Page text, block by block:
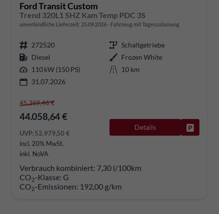
Ford Transit Custom
Trend 320L1 SHZ Kam Temp PDC 3S
unverbindliche Lieferzeit: 25.09.2026 Fahrzeug mit Tageszulassung
272520
Schaltgetriebe
Diesel
Frozen White
110 kW (150 PS)
10 km
31.07.2026
45.249,46 €
44.058,64 €
UVP:52.979,50 €
incl. 20% MwSt.
inkl. NoVA
Details
Verbrauch kombiniert: 7,30 l/100km
CO2-Klasse: G
CO2-Emissionen: 192,00 g/km